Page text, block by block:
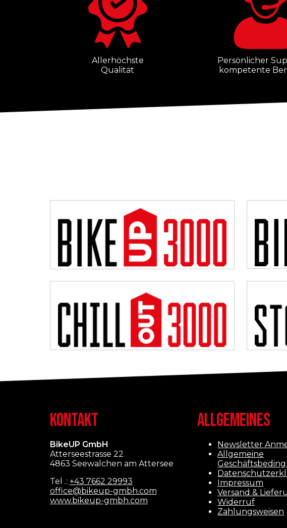
Allerhöchste
Qualität
Persönlicher
kompetente
KONTAKT
BikeUP GmbH
Atterseestrasse 22
4863 Seewalchen am Attersee
Tel .: +43 7662 29993
office@bikeup-gmbh.com
www.bikeup-gmbh.com
ALLGEMEINES
Newsletter
Allgemeine
Impressum
Versand &
Widerruf
Zahlungsweisen